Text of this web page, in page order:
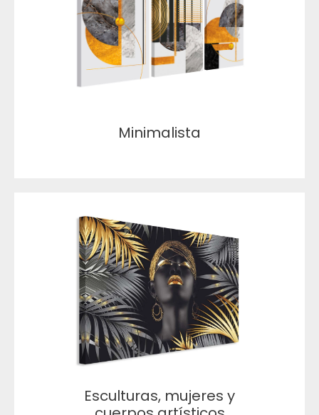
Minimalista
Esculturas, mujeres y